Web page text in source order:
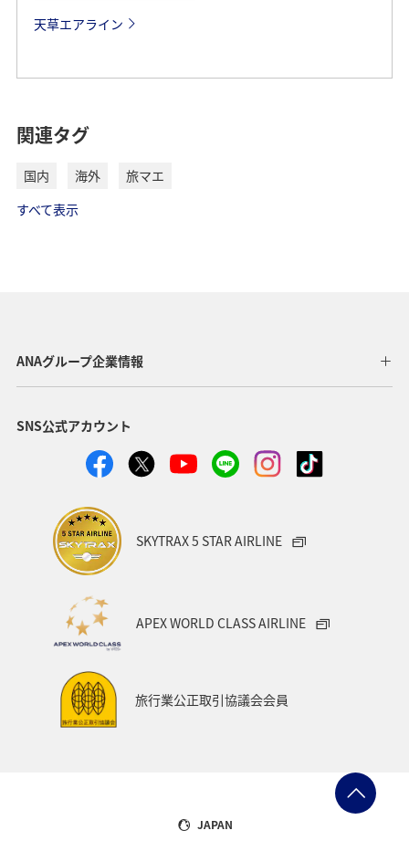
天草エアライン
お知らせ
ANAのカウンターではなく各提携会社のチェック
インカウンターでの手続きが必要となります。
ご搭乗便名よりチェックインカウンターをお確か
エア インディア
アシアナ航空 オーストリア航空
関連タグ
国内 海外
旅マエ
すべて表示
ANAグループ企業情報
SNS公式アカウント
SKYTRAX 5 STAR AIRLINE
APEX WORLD CLASS AIRLINE
旅行業公正取引協議会会員
JAPAN